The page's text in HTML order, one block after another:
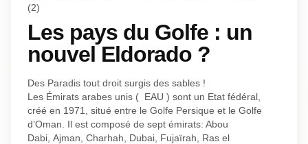
(2)
Les pays du Golfe : un
nouvel Eldorado ?
Des Paradis tout droit surgis des sables !
Les Émirats arabes unis ( EAU ) sont un Etat fédéral,
créé en 1971, situé entre le Golfe Persique et le Golfe
d’Oman. Il est composé de sept émirats: Abou
Dabi, Ajman, Charhah, Dubai, Fujaïrah, Ras el